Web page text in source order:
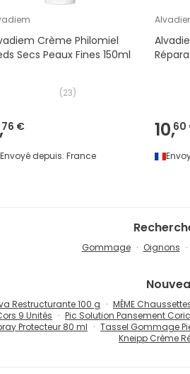
Crème Philomiel
Secs Peaux Fines 150ml
(23)
76 €
Envoyé depuis: France
10,60
Gommage Oignons
Restructurante 100 g MÊME
9 Unités
Pic Solution Pansement
Protecteur 80 ml
Tassel Gommage
Kneipp Crème